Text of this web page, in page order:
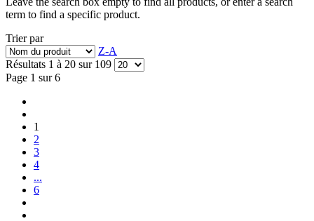
term to find a specific product.
Trier par
Z-A
Résultats 1 à 20 sur 109
Page 1 sur 6
1
2
3
4
...
6